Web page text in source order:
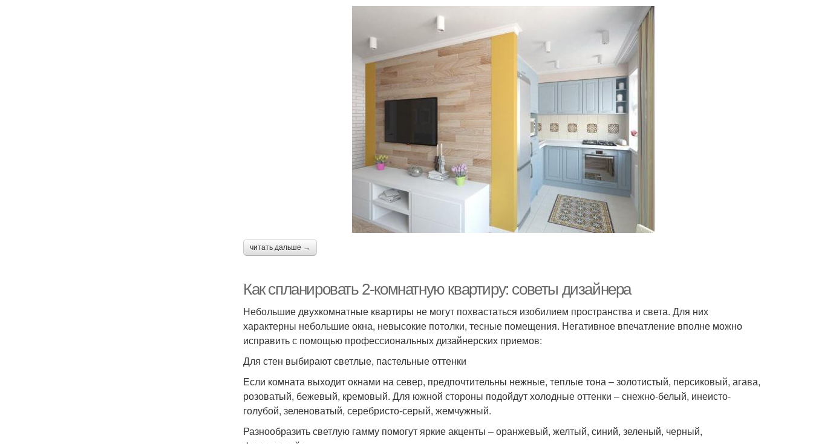
читать дальше →
Как спланировать 2-комнатную квартиру: советы дизайнера
Небольшие двухкомнатные квартиры не могут похвастаться изобилием пространства и света. Для них
характерны небольшие окна, невысокие потолки, тесные помещения. Негативное впечатление вполне можно
исправить с помощью профессиональных дизайнерских приемов:
Для стен выбирают светлые, пастельные оттенки
Если комната выходит окнами на север, предпочтительны нежные, теплые тона – золотистый, персиковый, агава,
розоватый, бежевый, кремовый. Для южной стороны подойдут холодные оттенки – снежно-белый, инеисто-
голубой, зеленоватый, серебристо-серый, жемчужный.
Разнообразить светлую гамму помогут яркие акценты – оранжевый, желтый, синий, зеленый, черный,